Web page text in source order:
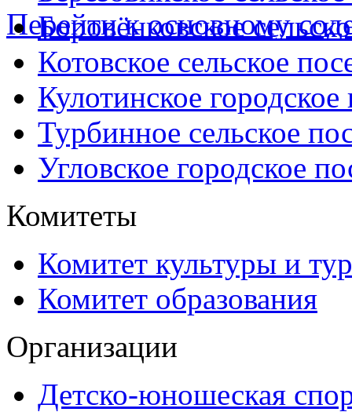
Перейти к основному
Боровёнковское
Котовское сельское
Кулотинское городское
Турбинное сельское
Угловское городское
Комитеты
Комитет культуры и
Комитет образования
Организации
Детско-юношеская